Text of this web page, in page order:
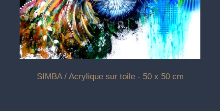
SIMBA / Acrylique sur toile - 50 x 50 cm